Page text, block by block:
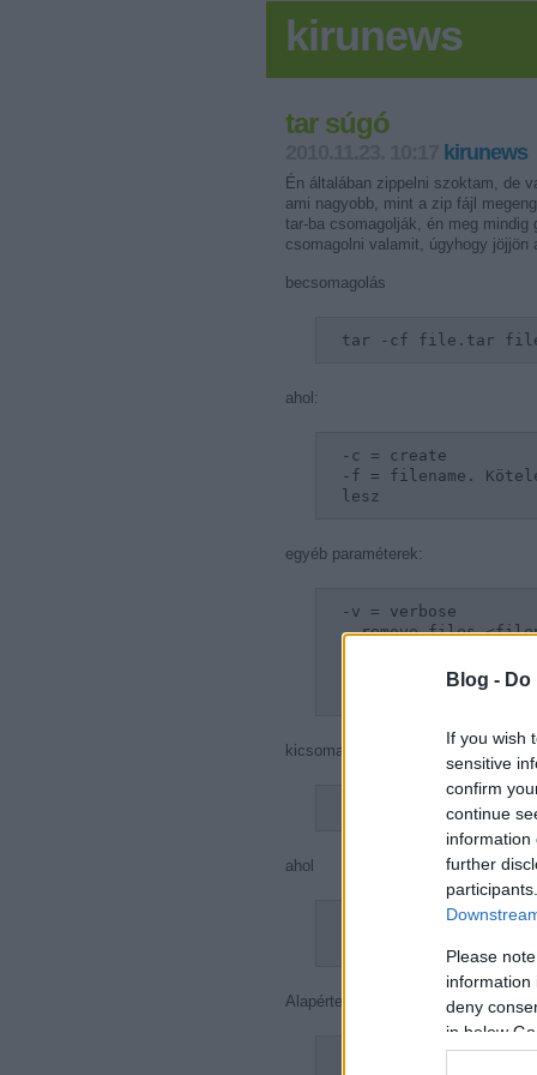
Blog -
If you wish
sensitive
confirm
continue
information
further
Please
information
deny
in below
kirunews
tar súgó
kirunews
Én általában zippelni szoktam, de
ami nagyobb, mint a zip fájl
tar-ba csomagolják, én meg
csomagolni valamit, úgyhogy jöjjön
becsomagolás
tar -cf file.tar
ahol:
-c = create
-f = filename.
lesz
egyéb paraméterek:
-v = verbose
--remove-files
-help = súgó
-version = verzió
kicsomagolás
tar -xf file.tar
ahol
-x = extract
Alapértelmezésben a tar csak